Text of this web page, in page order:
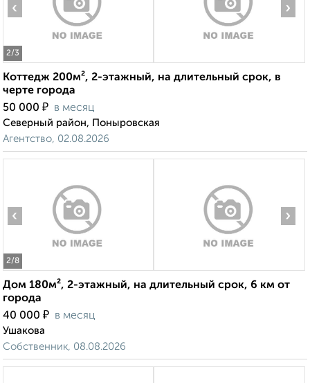
2/3
‹ ›
Коттедж 200м², 2-этажный, на длительный срок, в
черте города
50 000 ₽ в месяц
Северный район, Поныровская
Агентство, 02.08.2026
2/8
‹ ›
Дом 180м², 2-этажный, на длительный срок, 6 км от
города
40 000 ₽ в месяц
Ушакова
Собственник, 08.08.2026